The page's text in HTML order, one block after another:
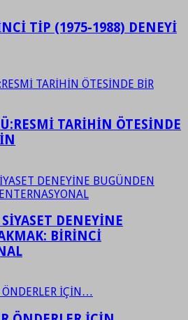
TİP (1975-1988) DENEYİ
TARİHİN ÖTESİNDE
DENEYİNE
BİRİNCİ